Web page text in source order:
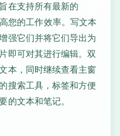
在支持所有最新的
您的工作效率。写文本
强它们并将它们导出为
即可对其进行编辑。双
本，同时继续查看主窗
搜索工具，标签和方便
的文本和笔记。